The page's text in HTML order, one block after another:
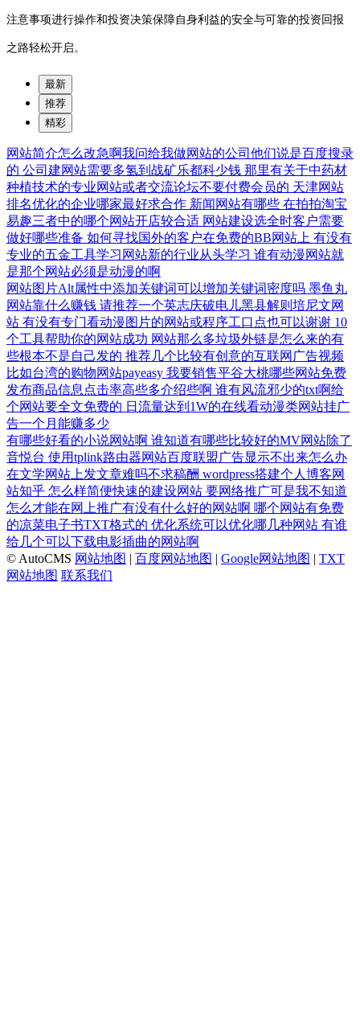
注意事项进行操作和投资决策保障自身利益的安全与可靠的投资回报
之路轻松开启。
最新
推荐
精彩
网站简介怎么改急啊我问给我做网站的公司他们说是百度搜录
的 公司建网站需要多氢到战矿乐都科少钱 那里有关于中药材
种植技术的专业网站或者交流论坛不要付费会员的 天津网站
排名优化的企业哪家最好求合作 新闻网站有哪些 在拍拍淘宝
易趣三者中的哪个网站开店较合适 网站建设选全时客户需要
做好哪些准备 如何寻找国外的客户在免费的BB网站上 有没有
专业的五金工具学习网站新的行业从头学习 谁有动漫网站就
是那个网站必须是动漫的啊
网站图片Alt属性中添加关键词可以增加关键词密度吗 墨鱼丸
网站靠什么赚钱 请推荐一个英志庆破电儿黑县解则培尼文网
站 有没有专门看动漫图片的网站或程序工口点也可以谢谢 10
个工具帮助你的网站成功 网站那么多垃圾外链是怎么来的有
些根本不是自己发的 推荐几个比较有创意的互联网广告视频
比如台湾的购物网站payeasy 我要销售平谷大桃哪些网站免费
发布商品信息点击率高些多介绍些啊 谁有风流邪少的txt啊给
个网站要全文免费的 日流量达到1W的在线看动漫类网站挂广
告一个月能赚多少
有哪些好看的小说网站啊 谁知道有哪些比较好的MV网站除了
音悦台 使用tplink路由器网站百度联盟广告显示不出来怎么办
在文学网站上发文章难吗不求稿酬 wordpress搭建个人博客网
站知乎 怎么样简便快速的建设网站 要网络推广可是我不知道
怎么才能在网上推广有没有什么好的网站啊 哪个网站有免费
的凉菜电子书TXT格式的 优化系统可以优化哪几种网站 有谁
给几个可以下载电影插曲的网站啊
© AutoCMS 网站地图 | 百度网站地图 | Google网站地图 | TXT
网站地图 联系我们